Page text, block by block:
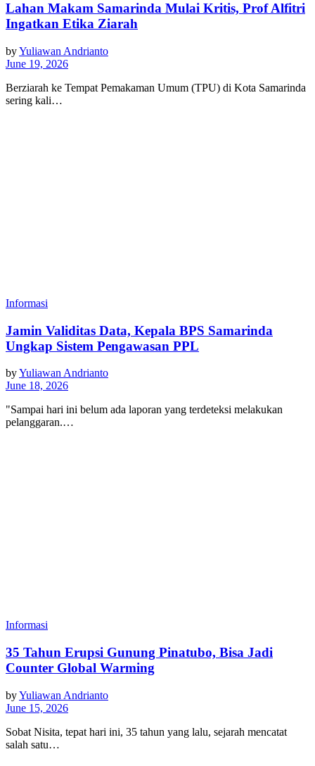
Lahan Makam Samarinda Mulai Kritis, Prof Alfitri
Ingatkan Etika Ziarah
byYuliawan Andrianto
June 19, 2026
Berziarah ke Tempat Pemakaman Umum (TPU) di Kota Samarinda
sering kali…
Informasi
Jamin Validitas Data, Kepala BPS Samarinda
Ungkap Sistem Pengawasan PPL
byYuliawan Andrianto
June 18, 2026
"Sampai hari ini belum ada laporan yang terdeteksi melakukan
pelanggaran.…
Informasi
35 Tahun Erupsi Gunung Pinatubo, Bisa Jadi
Counter Global Warming
byYuliawan Andrianto
June 15, 2026
Sobat Nisita, tepat hari ini, 35 tahun yang lalu, sejarah mencatat
salah satu…